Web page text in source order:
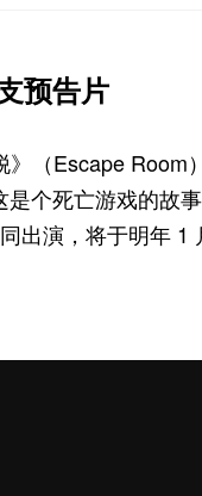
预告片
（Escape
个死亡游戏的故
出演，将于明年 1